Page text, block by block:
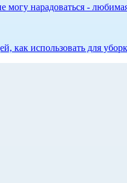
нарадоваться -
как использовать для